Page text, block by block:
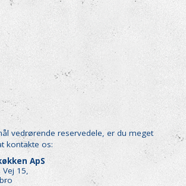
vedrørende reservedele, er du meget
kontakte os:
ApS
15,